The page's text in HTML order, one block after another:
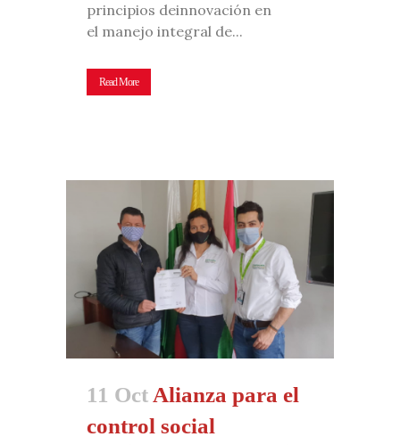
principios deinnovación en
el manejo integral de...
Read More
11 Oct Alianza para el
control social